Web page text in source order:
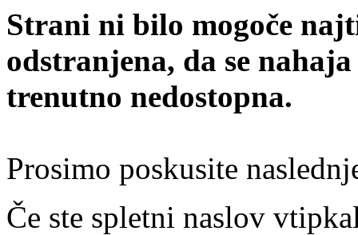
Strani ni bilo mogoče
odstranjena, da se
trenutno nedostopna.
Prosimo poskusite
Če ste spletni naslov